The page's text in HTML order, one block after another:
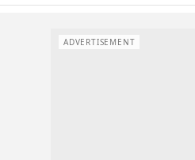
ADVERTISEMENT